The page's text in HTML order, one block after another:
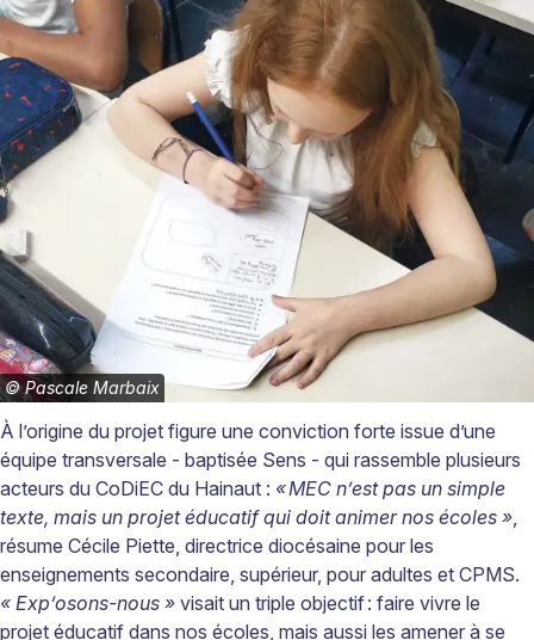
©Pascale Marbaix
À l’origine du projet figure une conviction forte issue d’une
équipe transversale - baptisée Sens - qui rassemble plusieurs
acteurs du CoDiEC du Hainaut : «MEC n’est pas un simple
texte, mais un projetéducatif qui doit animer nos écoles »
résume Cécile Piette, directrice diocésaine pour les
enseignements secondaire, supérieur, pour adultes et CPMS.
« Exp’osons-nous » visait un triple objectif : faire vivre le
projet éducatif dans nos écoles, mais aussi les amener à se